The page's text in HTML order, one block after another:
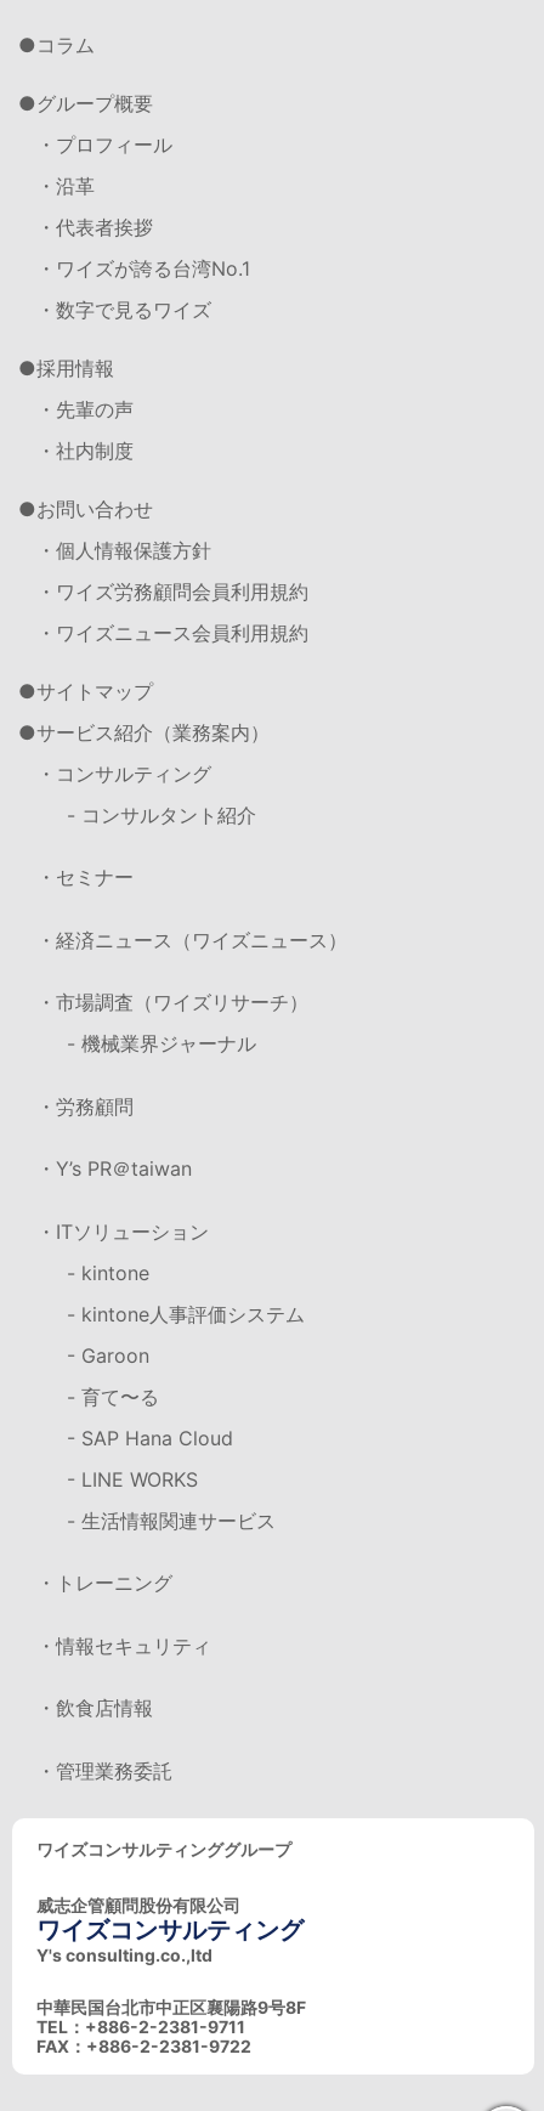
コラム
グループ概要
・プロフィール
・沿革
・代表者挨拶
・ワイズが誇る台湾No.1
・数字で見るワイズ
採用情報
・先輩の声
・社内制度
お問い合わせ
・個人情報保護方針
・ワイズ労務顧問会員利用規約
・ワイズニュース会員利用規約
サイトマップ
サービス紹介（業務案内）
・コンサルティング
- コンサルタント紹介
・セミナー
・経済ニュース（ワイズニュース）
・市場調査（ワイズリサーチ）
- 機械業界ジャーナル
・労務顧問
・Y’s PR＠taiwan
・ITソリューション
- kintone
- kintone人事評価システム
- Garoon
- 育て〜る
- SAP Hana Cloud
- LINE WORKS
- 生活情報関連サービス
・トレーニング
・情報セキュリティ
・飲食店情報
・管理業務委託
ワイズコンサルティンググループ
威志企管顧問股份有限公司
ワイズコンサルティング
Y's consulting.co.,ltd
中華民国台北市中正区襄陽路9号8F
TEL：+886-2-2381-9711
FAX：+886-2-2381-9722